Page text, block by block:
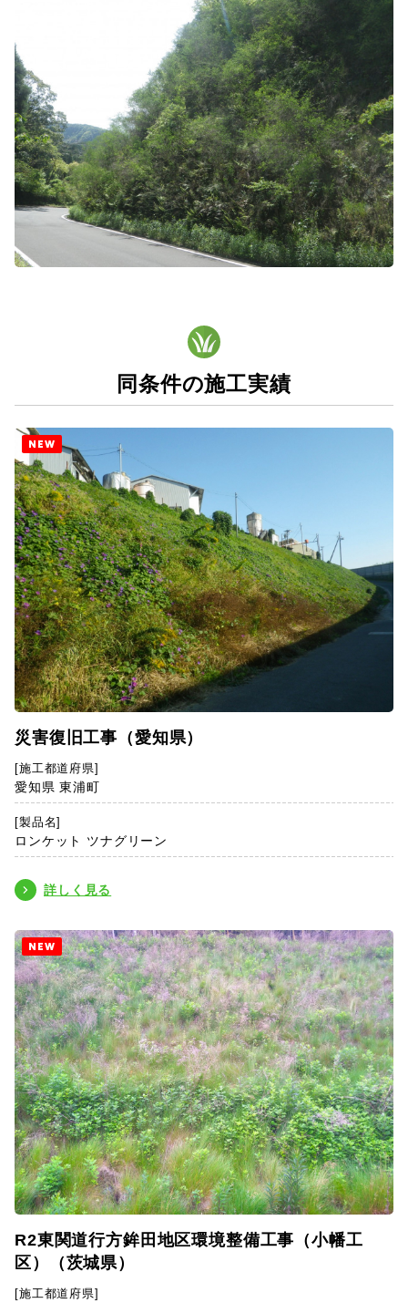
同条件の施工実績
NEW
災害復旧工事（愛知県）
[施工都道府県]
愛知県 東浦町
[製品名]
ロンケット ツナグリーン
詳しく見る
NEW
R2東関道行方鉾田地区環境整備工事（小幡工
区）（茨城県）
[施工都道府県]